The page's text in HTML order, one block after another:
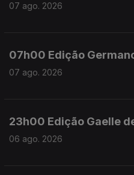
07 ago. 2026
07h00 Edição
07 ago. 2026
23h00 Edição Gaelle
06 ago. 2026